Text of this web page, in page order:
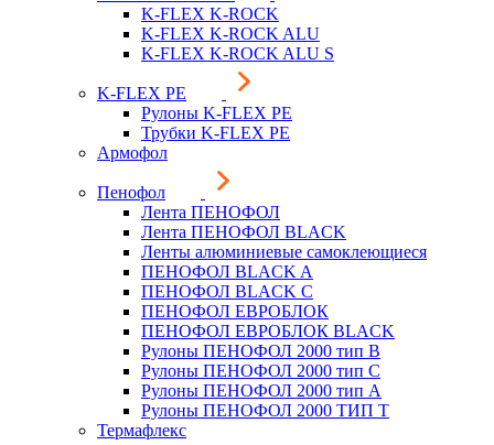
K-FLEX K-ROCK
K-FLEX K-ROCK ALU
K-FLEX K-ROCK ALU S
K-FLEX PE
Рулоны K-FLEX PE
Трубки K-FLEX PE
Армофол
Пенофол
Лента ПЕНОФОЛ
Лента ПЕНОФОЛ BLACK
Ленты алюминиевые самоклеющиеся
ПЕНОФОЛ BLACK A
ПЕНОФОЛ BLACK С
ПЕНОФОЛ ЕВРОБЛОК
ПЕНОФОЛ ЕВРОБЛОК BLACK
Рулоны ПЕНОФОЛ 2000 тип B
Рулоны ПЕНОФОЛ 2000 тип C
Рулоны ПЕНОФОЛ 2000 тип А
Рулоны ПЕНОФОЛ 2000 ТИП Т
Термафлекс